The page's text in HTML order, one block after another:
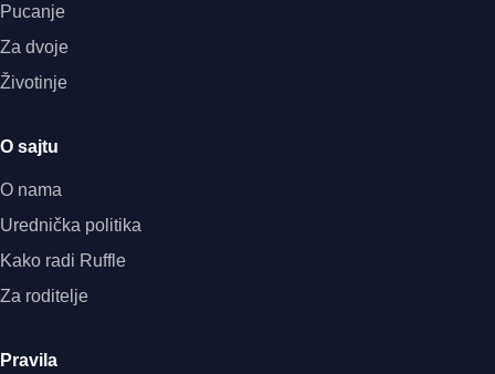
Pucanje
Za dvoje
Životinje
O sajtu
O nama
Urednička politika
Kako radi Ruffle
Za roditelje
Pravila